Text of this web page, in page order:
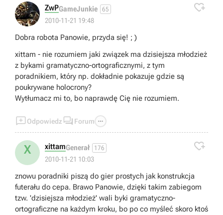
ZwPGameJunkie 65
2010-11-21 19:48

Dobra robota Panowie, przyda się! ; )
xittam - nie rozumiem jaki związek ma dzisiejsza młodzież
z bykami gramatyczno-ortograficznymi, z tym
poradnikiem, który np. dokładnie pokazuje gdzie są
poukrywane holocrony?
Wytłumacz mi to, bo naprawdę Cię nie rozumiem.
Odpowiedz  Forum 
X xittamGenerał 176
2010-11-21 10:03

znowu poradniki piszą do gier prostych jak konstrukcja
futerału do cepa. Brawo Panowie, dzięki takim zabiegom
tzw. 'dzisiejsza młodzież' wali byki gramatyczno-
ortograficzne na każdym kroku, bo po co myśleć skoro ktoś